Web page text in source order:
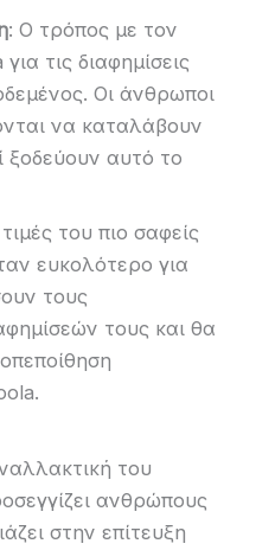
: Ο τρόπος με τον
τις διαφημίσεις
Οι άνθρωποι
να καταλάβουν
ξοδεύουν αυτό το
του πιο σαφείς
ευκολότερο για
τους
τους και θα
του
ανθρώπους
στην επίτευξη